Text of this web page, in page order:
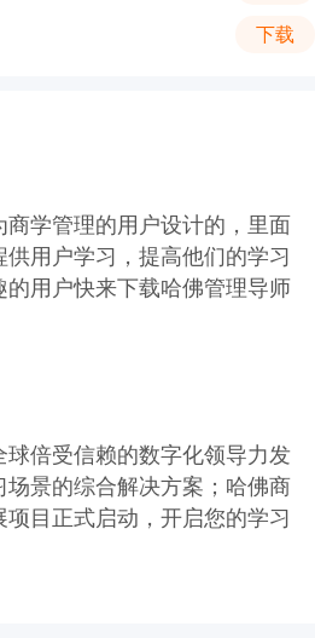
下载
商学管理的用户设计的，里面
用户学习，提高他们的学习
的用户快来下载哈佛管理导师
球倍受信赖的数字化领导力发
场景的综合解决方案；哈佛商
目正式启动，开启您的学习